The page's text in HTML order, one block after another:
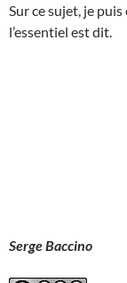
Sur ce sujet, je
l’essentiel est dit.
Serge Baccino